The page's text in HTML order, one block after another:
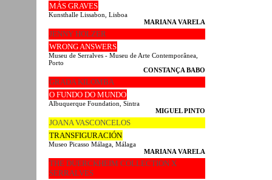
MÁS GRAVES
Kunsthalle Lissabon, Lisboa
MARIANA VARELA
JENNY HOLZER
WRONG ANSWERS
Museu de Serralves - Museu de Arte Contemporânea,
Porto
CONSTANÇA BABO
GRADA KILOMBA
O FUNDO DO MUNDO
Albuquerque Foundation, Sintra
MIGUEL PINTO
JOANA VASCONCELOS
TRANSFIGURACIÓN
Museo Picasso Málaga, Málaga
MARIANA VARELA
THE DUERCKHEIM COLLECTION X
SERRALVES